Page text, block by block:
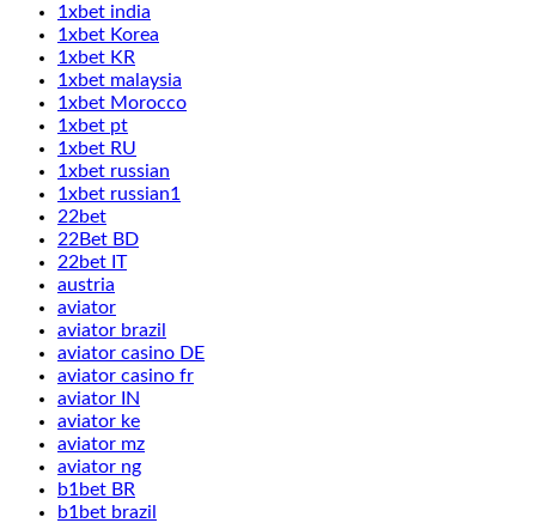
1xbet india
1xbet Korea
1xbet KR
1xbet malaysia
1xbet Morocco
1xbet pt
1xbet RU
1xbet russian
1xbet russian1
22bet
22Bet BD
22bet IT
austria
aviator
aviator brazil
aviator casino DE
aviator casino fr
aviator IN
aviator ke
aviator mz
aviator ng
b1bet BR
b1bet brazil